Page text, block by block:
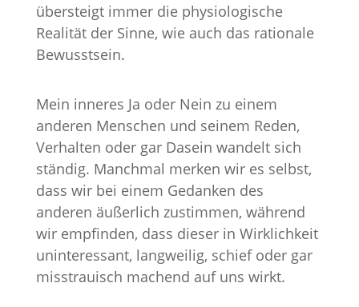
übersteigt immer die physiologische
Realität der Sinne, wie auch das rationale
Bewusstsein.
Mein inneres Ja oder Nein zu einem
anderen Menschen und seinem Reden,
Verhalten oder gar Dasein wandelt sich
ständig. Manchmal merken wir es selbst,
dass wir bei einem Gedanken des
anderen äußerlich zustimmen, während
wir empfinden, dass dieser in Wirklichkeit
uninteressant, langweilig, schief oder gar
misstrauisch machend auf uns wirkt.